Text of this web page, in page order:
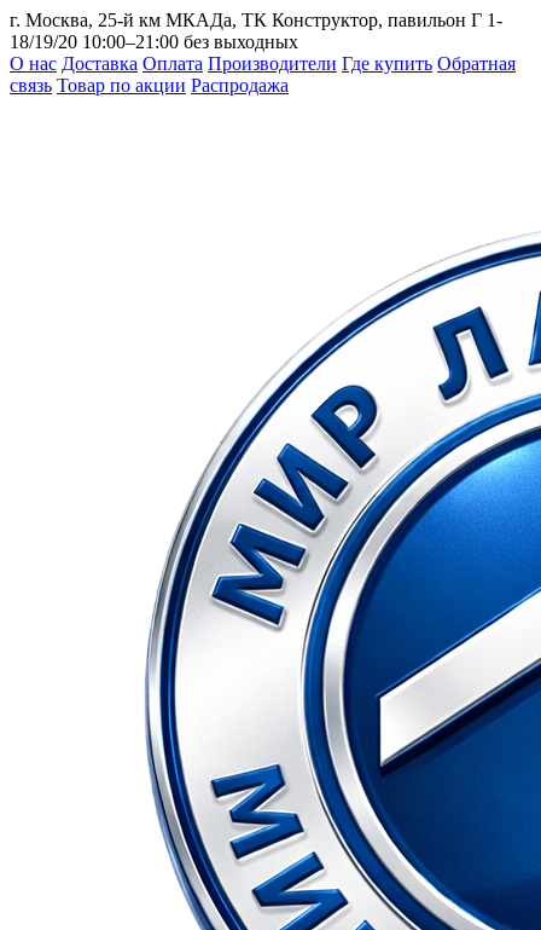
г. Москва, 25-й км МКАДа, ТК Конструктор, павильон Г 1-
18/19/20 10:00–21:00 без выходных
О нас Доставка Оплата Производители Где купить Обратная
связь Товар по акции Распродажа